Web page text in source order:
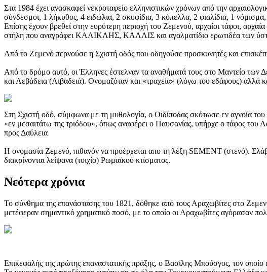
Στα 1984 έχει ανασκαφεί νεκροταφείο ελληνιστικών χρόνων από την
σύνδεσμοι, 1 λήκυθος, 4 ειδώλια, 2 σκυφίδια, 3 κύπελλα, 2 φιαλίδια, 1
Επίσης έχουν βρεθεί στην ευρύτερη περιοχή του Ζεμενού, αρχαίοι τάφοι,
στήλη που αναγράφει ΚΑΛΙΚΛΗΣ, ΚΑΛΛΙΣ και αγαλματίδιο ερωτιδέα των
Από το Ζεμενό περνούσε η Σχιστή οδός που οδηγούσε προσκυνητές και
Από το δρόμο αυτό, οι Έλληνες έστελναν τα αναθήματά τους στο Μαντείο των
και Λεβάδεια (Λιβαδειά). Ονομαζόταν και «τραχεία» (λόγω του εδάφους) αλλά
Στη Σχιστή οδό, σύμφωνα με τη μυθολογία, ο Οιδίποδας σκότωσε εν αγνοία
«εν μεσαιτάτω της τριόδου», όπως αναφέρει ο Παυσανίας, υπήρχε ο τάφος του
προς Δαύλεια
Η ονομασία Ζεμενό, πιθανόν να προέρχεται απο τη λέξη SEMENT (στενό).
διακρίνονται λείψανα (τοιχίο) Ρωμαϊκού κτίσματος.
Νεότερα χρόνια
Το σύνθημα της επανάστασης του 1821, δόθηκε από τους Αραχωβίτες στο
μετέφεραν σημαντικό χρηματικό ποσό, με το οποίο οι Αραχωβίτες αγόρασαν
Επικεφαλής της πρώτης επαναστατικής πράξης, ο Βασίλης Μπούσγος, τον οποίο